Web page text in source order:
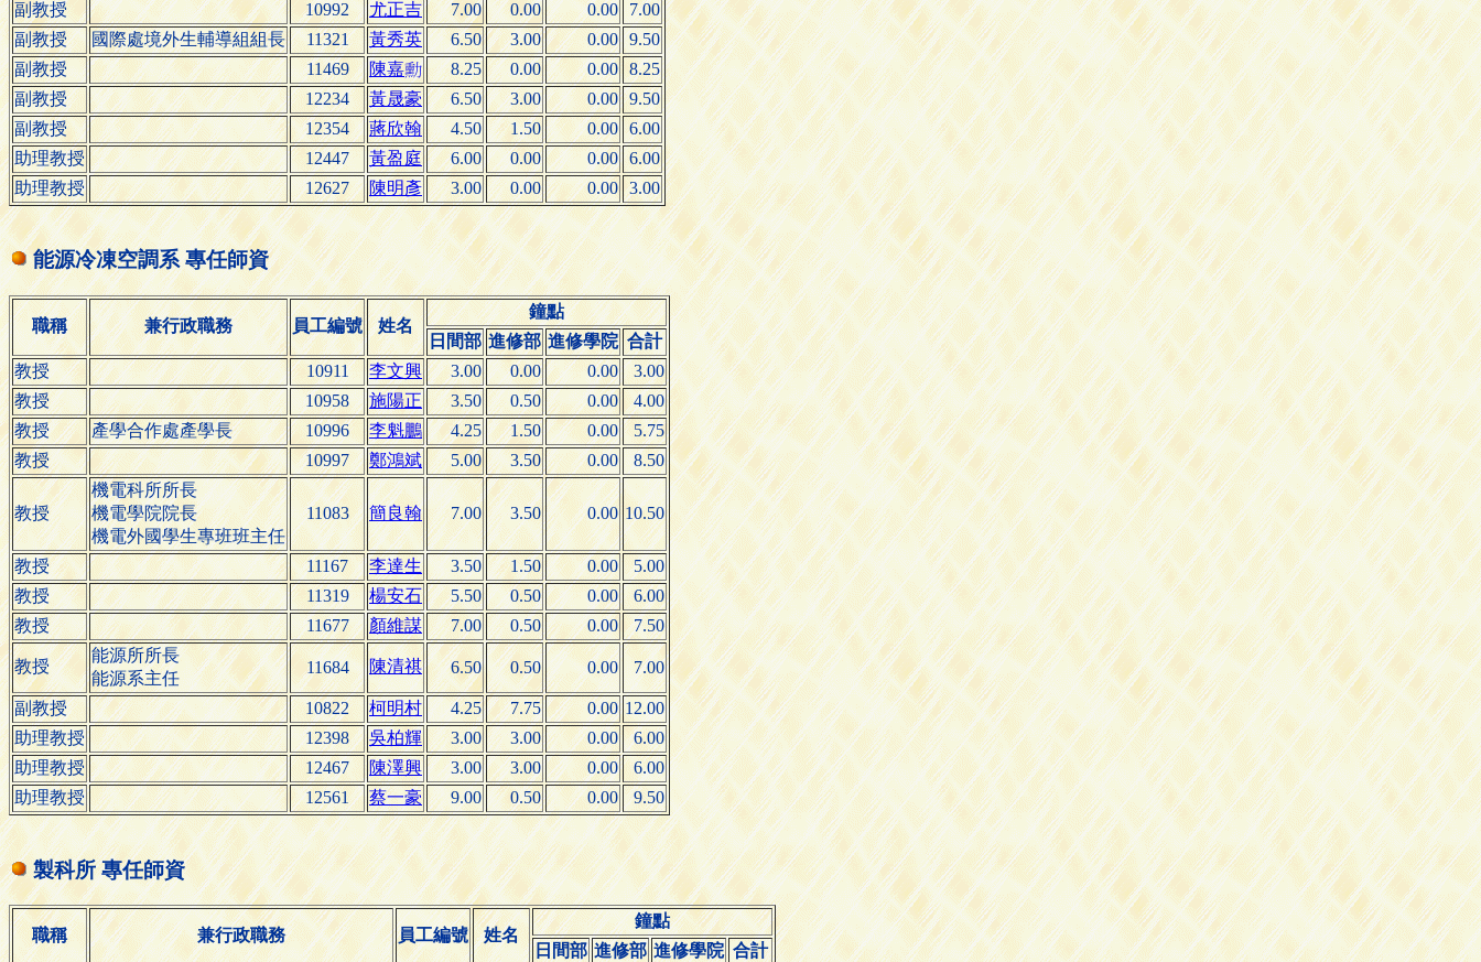
副教授
10992 尤正吉 7.00 0.00 0.00
7.00
副教授
國際處境外生輔導組組長 11321 黃秀英 6.50 3.00 0.00 9.50
副教授
11469 陳嘉 8.25 0.00 0.00 8.25
副教授
12234 黃晟豪 6.50 3.00 0.00 9.50
副教授
12354 蔣欣翰 4.50 1.50 0.00 6.00
助理教授
12447 黃盈庭 6.00 0.00 0.00 6.00
助理教授
12627 陳明彥 3.00 0.00 0.00 3.00
能源冷凍空調系 專任師資
職稱 兼行政職務 員工編號 姓名
鐘點
日間部 進修部 進修學院 合計
教授
10911 李文興 3.00 0.00 0.00
3.00
教授
10958 施陽正 3.50 0.50 0.00
4.00
教授
產學合作處產學長 10996 李魁鵬 4.25 1.50 0.00
5.75
教授
10997 鄭鴻斌 5.00 3.50 0.00 8.50
教授
機電科所所長
機電學院院長
機電外國學生專班班主任
11083 簡良翰 7.00 3.50 0.00 10.50
教授 11167 李達生 3.50 1.50 0.00
5.00
教授
11319 楊安石 5.50 0.50 0.00
6.00
教授
11677 顏維謀 7.00 0.50 0.00 7.50
教授
能源所所長
能源系主任
11684 陳清祺 6.50 0.50 0.00 7.00
副教授 10822 柯明村 4.25 7.75 0.00 12.00
助理教授
12398 吳柏輝 3.00 3.00 0.00
6.00
助理教授
12467 陳澤興 3.00 3.00 0.00
6.00
助理教授
12561 蔡一豪 9.00 0.50 0.00 9.50
製科所 專任師資
職稱 兼行政職務 員工編號 姓名
鐘點
日間部 進修部 進修學院 合計